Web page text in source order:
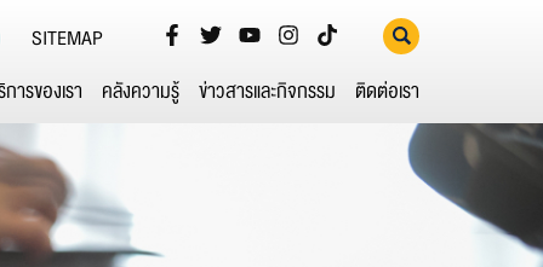
SITEMAP
ารของเรา คลังความรู้ ข่าวสารและกิจกรรม ติดต่อเรา